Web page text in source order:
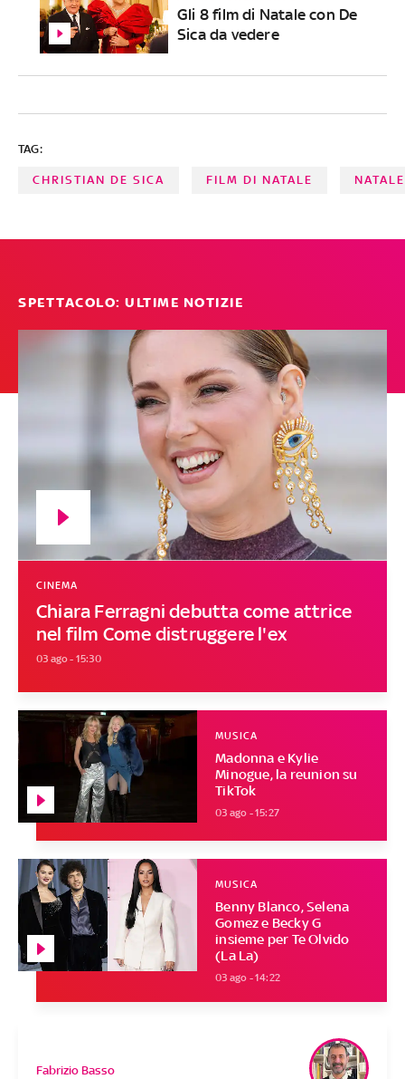
Gli 8 film di Natale con De
Sica da vedere
TAG:
CHRISTIAN DE SICA FILM DI NATALE NATALE
SPETTACOLO: ULTIME NOTIZIE
Chiara Ferragni debutta come attrice
nel film Come distruggere l'ex
CINEMA
03 ago - 15:30
Madonna e Kylie
Minogue, la reunion su
TikTok
MUSICA
03 ago - 15:27
Benny Blanco, Selena
Gomez e Becky G
insieme per Te Olvido
(La La)
MUSICA
03 ago - 14:22
Fabrizio Basso